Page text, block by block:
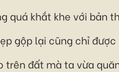
quá khắt khe với bản
gộp lại cũng chỉ
trên đất mà ta vừa